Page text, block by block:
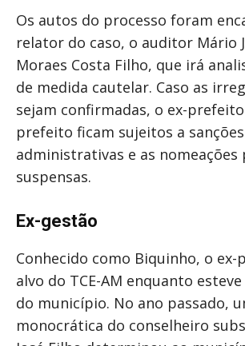
Os autos do processo foram
relator do caso, o auditor Mário
Moraes Costa Filho, que irá
de medida cautelar. Caso as
sejam confirmadas, o ex-prefeito
prefeito ficam sujeitos a sanções
administrativas e as nomeações
suspensas.
Ex-gestão
Conhecido como Biquinho, o
alvo do TCE-AM enquanto
do município. No ano passado,
monocrática do conselheiro